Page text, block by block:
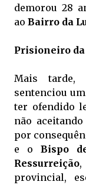
demorou 28
ao Bairro da
Prisioneiro da
Mais tarde,
sentenciou
ter ofendido
não
por
e o Bispo
Ressurreição
provincial,